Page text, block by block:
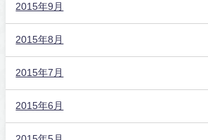
2015年9月
2015年8月
2015年7月
2015年6月